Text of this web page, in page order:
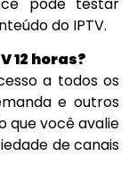
do IPTV.
12 horas?
a todos os
e outros
que você avalie
de canais